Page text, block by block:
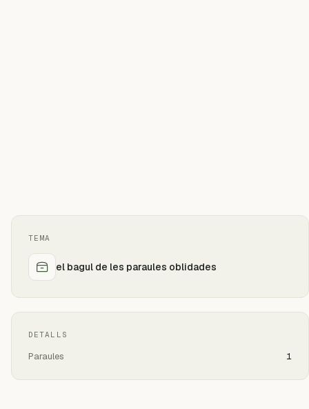
TEMA
el bagul de les paraules oblidades
DETALLS
Paraules 1